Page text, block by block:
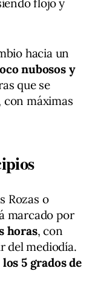
hacia un
nubosos y
que se
máximas
Rozas o
marcado por
horas, con
del mediodía.
los 5 grados de